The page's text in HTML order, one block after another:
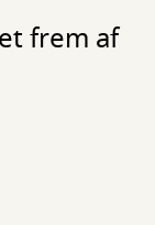
frem af